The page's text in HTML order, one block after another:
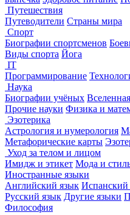
Путешествия
Путеводители Страны мира
Спорт
Биографии спортсменов
Виды спорта Йога
IT
Программирование
Наука
Биографии учёных
Прочие науки Физика и
Эзотерика
Астрология и нумерология
Метафорические карты
Уход за телом и лицом
Имидж и этикет Мода и
Иностранные языки
Английский язык Испанский
Русский язык Другие языки
Философия